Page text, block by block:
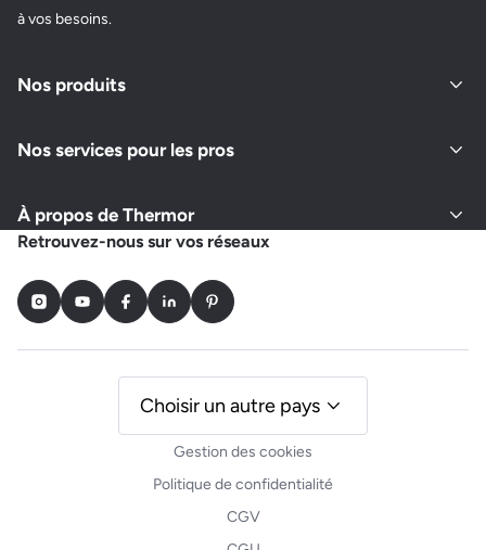
à vos besoins.
Nos produits
Nos services pour les pros
À propos de Thermor
Retrouvez-nous sur vos réseaux
InstagramYoutubeFacebookLinkedInPinterest
Gestion des cookies
Politique de confidentialité
CGV
Choisir un autre pays